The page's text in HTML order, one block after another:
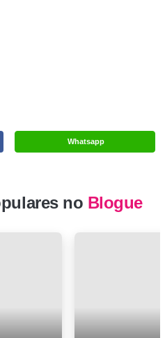
Whatsapp
no Blogue